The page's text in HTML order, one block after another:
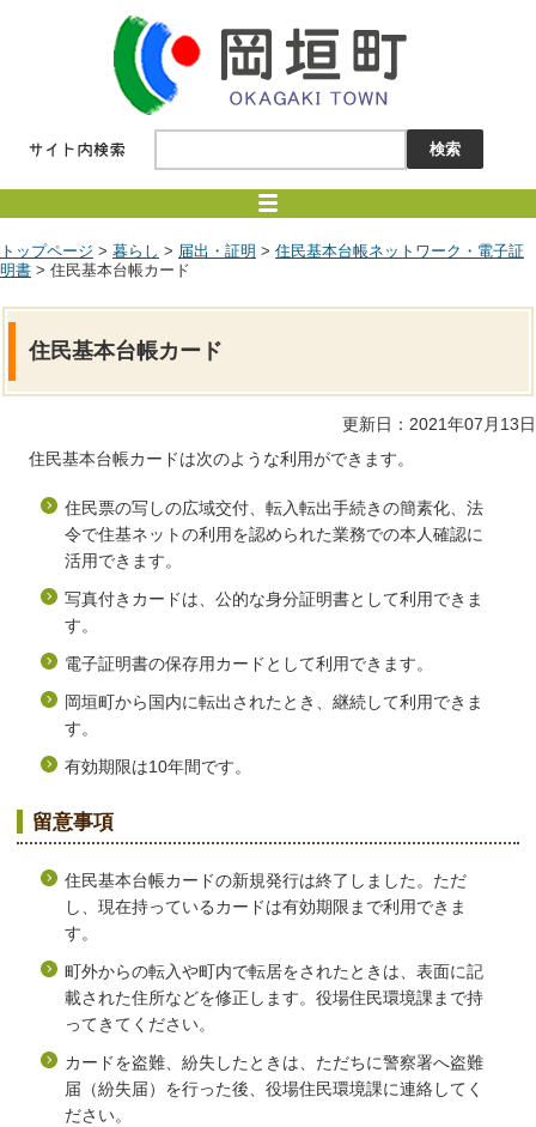
トップページ > 暮らし > 届出・証明 > 住民基本台帳ネットワーク・電子証
明書 > 住民基本台帳カード
住民基本台帳カード
更新日：2021年07月13日
住民基本台帳カードは次のような利用ができます。
住民票の写しの広域交付、転入転出手続きの簡素化、法
令で住基ネットの利用を認められた業務での本人確認に
活用できます。
写真付きカードは、公的な身分証明書として利用できま
す。
電子証明書の保存用カードとして利用できます。
岡垣町から国内に転出されたとき、継続して利用できま
す。
有効期限は10年間です。
留意事項
住民基本台帳カードの新規発行は終了しました。ただ
し、現在持っているカードは有効期限まで利用できま
す。
町外からの転入や町内で転居をされたときは、表面に記
載された住所などを修正します。役場住民環境課まで持
ってきてください。
カードを盗難、紛失したときは、ただちに警察署へ盗難
届（紛失届）を行った後、役場住民環境課に連絡してく
ださい。